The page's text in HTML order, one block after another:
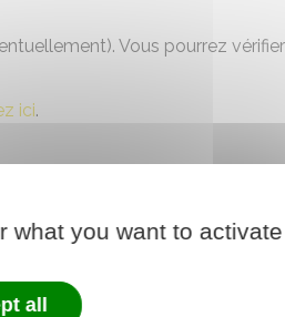
Vous pourrez
ici.
what you want to activate
all